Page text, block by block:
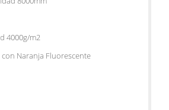
4000g/m2
Naranja Fluorescente